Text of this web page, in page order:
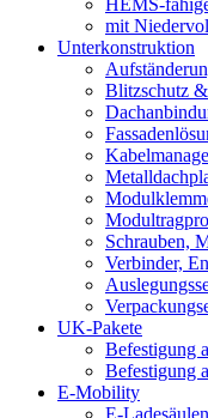
mit
Unterkonstruktion
Blitzschutz
Schrauben,
Verbinder,
UK-Pakete
Befestigung
Befestigung
E-Mobility
E-Ladesäulen